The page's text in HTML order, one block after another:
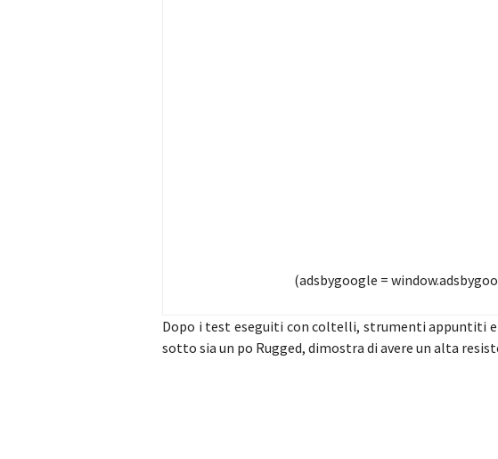
(adsbygoogle =
Dopo i test eseguiti con coltelli, strumenti appuntiti
sotto sia un po Rugged, dimostra di avere un alta